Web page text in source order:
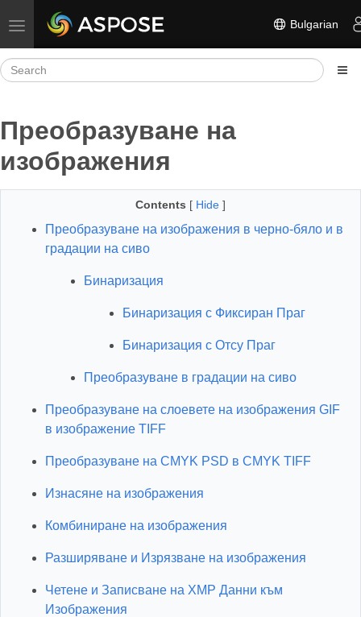
Toggle navigation Bulgarian
Преобразуване на
изображения
Contents [ Hide ]
Преобразуване на изображения в черно-бяло и в
градации на сиво
Бинаризация
Бинаризация с Фиксиран Праг
Бинаризация с Отсу Праг
Преобразуване в градации на сиво
Преобразуване на слоевете на изображения GIF
в изображение TIFF
Преобразуване на CMYK PSD в CMYK TIFF
Изнасяне на изображения
Комбиниране на изображения
Разширяване и Изрязване на изображения
Четене и Записване на XMP Данни към
Изображения